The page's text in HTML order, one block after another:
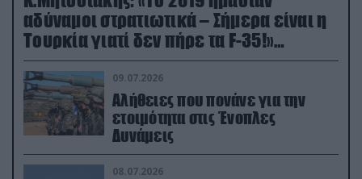
αδύναμοι στρατιωτικά – Σήμερα είναι η
Τουρκία γιατί δεν πήρε τα F-35!»
(βίντεο)
09.07.2026
Αλήθειες που πονάνε για την
ετοιμότητα στις Ένοπλες
Δυνάμεις
08.07.2026